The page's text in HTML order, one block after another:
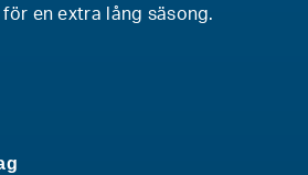
en extra lång säsong.